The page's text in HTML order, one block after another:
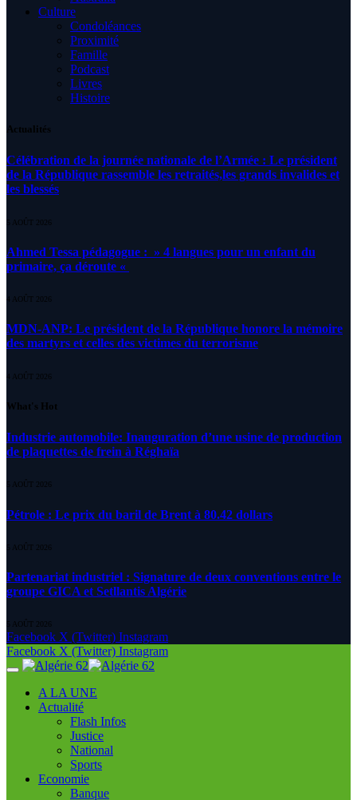
Culture
Condoléances
Proximité
Famille
Podcast
Livres
Histoire
Actualités
Célébration de la journée nationale de l’Armée : Le président
de la République rassemble les retraités,les grands invalides et
les blessés
5 AOÛT 2026
Ahmed Tessa pédagogue : » 4 langues pour un enfant du
primaire, ça déroute «
4 AOÛT 2026
MDN-ANP: Le président de la République honore la mémoire
des martyrs et celles des victimes du terrorisme
4 AOÛT 2026
What's Hot
Industrie automobile: Inauguration d’une usine de production
de plaquettes de frein à Réghaïa
5 AOÛT 2026
Pétrole : Le prix du baril de Brent à 80.42 dollars
5 AOÛT 2026
Partenariat industriel : Signature de deux conventions entre le
groupe GICA et Setllantis Algérie
5 AOÛT 2026
Facebook X (Twitter) Instagram
Facebook X (Twitter) Instagram
A LA UNE
Actualité
Flash Infos
Justice
National
Sports
Economie
Banque